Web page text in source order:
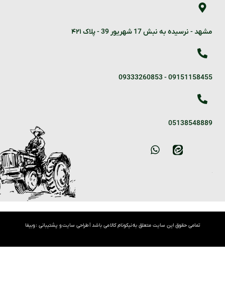
مشهد - نرسیده به نبش 17 شهریور 39 - پلاک ۴۲۱
09151158455
-
09333260853
05138548889
تمامی حقوق این سایت متعلق به نیکونام کالا می باشد |طراحی سایتو پشتیبانی :وبیفا